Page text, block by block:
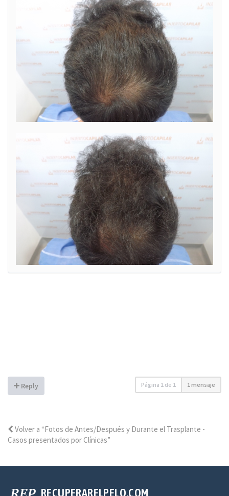
Reply Página 1 de 1 1 mensaje
Volver a “Fotos de Antes/Después y Durante el Trasplante -
Casos presentados por Clínicas”
RECUPERARELPELO.COM